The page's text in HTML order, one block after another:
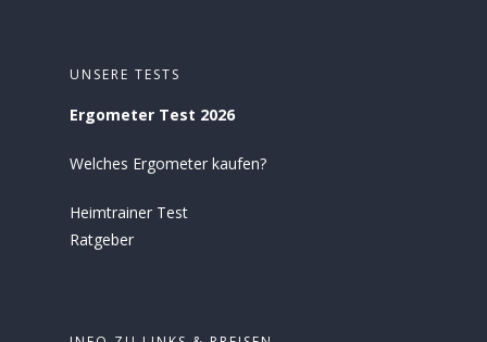
UNSERE TESTS
Ergometer Test 2026
Welches Ergometer kaufen?
Heimtrainer Test
Ratgeber